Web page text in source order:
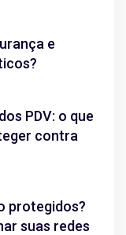
e
PDV: o que
contra
protegidos?
suas redes